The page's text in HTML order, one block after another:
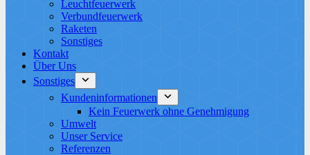
Leuchtfeuerwerk​
Verbundfeuerwerk
Raketen
Sonstiges
Kontakt
Über Uns
Sonstiges
Kundeninformationen
Kein Feuerwerk ohne Genehmigung
Umwelt
Unser Service
Referenzen